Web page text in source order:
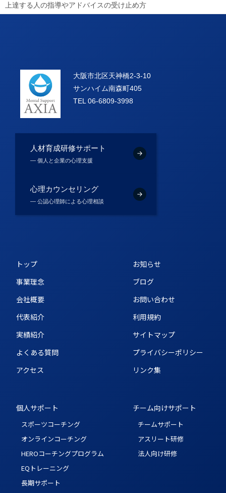
上達する人の指導やアドバイスの受け止め方
大阪市北区天神橋2-3-10
サンハイム南森町405
TEL 06-6809-3998
人材育成研修サポート
― 個人と企業の心理支援
心理カウンセリング
― 公認心理師による心理相談
トップ
事業理念
会社概要
代表紹介
実績紹介
よくある質問
アクセス
お知らせ
ブログ
お問い合わせ
利用規約
サイトマップ
プライバシーポリシー
リンク集
個人サポート
スポーツコーチング
オンラインコーチング
HEROコーチングプログラム
EQトレーニング
長期サポート
チーム向けサポート
チームサポート
アスリート研修
法人向け研修